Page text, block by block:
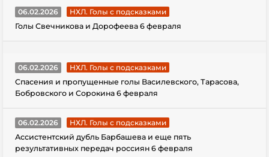
06.02.2026
НХЛ. Голы с подсказками
Голы Свечникова и Дорофеева 6 февраля
06.02.2026
НХЛ. Голы с подсказками
Спасения и пропущенные голы Василевского, Тарасова,
Бобровского и Сорокина 6 февраля
06.02.2026
НХЛ. Голы с подсказками
Ассистентский дубль Барбашева и еще пять
результативных передач россиян 6 февраля